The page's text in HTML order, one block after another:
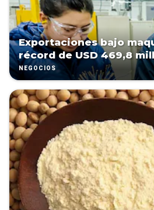
Exportaciones bajo
récord de USD 469,8
NEGOCIOS